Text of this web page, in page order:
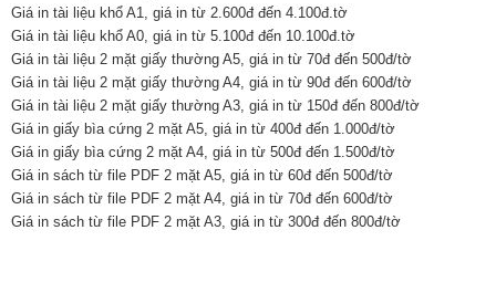
Giá in tài liệu khổ A1, giá in từ 2.600đ đến 4.100đ.tờ
Giá in tài liệu khổ A0, giá in từ 5.100đ đến 10.100đ.tờ
Giá in tài liệu 2 mặt giấy thường A5, giá in từ 70đ đến 500đ/tờ
Giá in tài liệu 2 mặt giấy thường A4, giá in từ 90đ đến 600đ/tờ
Giá in tài liệu 2 mặt giấy thường A3, giá in từ 150đ đến 800đ/tờ
Giá in giấy bìa cứng 2 mặt A5, giá in từ 400đ đến 1.000đ/tờ
Giá in giấy bìa cứng 2 mặt A4, giá in từ 500đ đến 1.500đ/tờ
Giá in sách từ file PDF 2 mặt A5, giá in từ 60đ đến 500đ/tờ
Giá in sách từ file PDF 2 mặt A4, giá in từ 70đ đến 600đ/tờ
Giá in sách từ file PDF 2 mặt A3, giá in từ 300đ đến 800đ/tờ